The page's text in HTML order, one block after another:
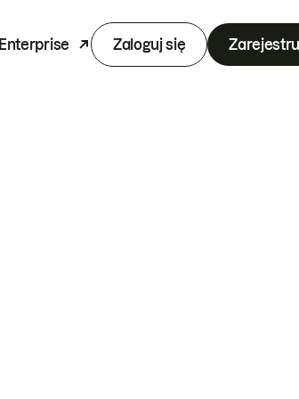
Enterprise Zaloguj się